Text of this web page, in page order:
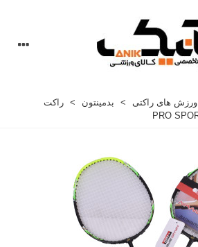
ورزش های راکتی > بدمینتون > راکت